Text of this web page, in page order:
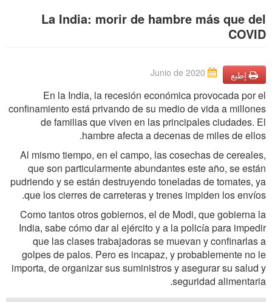
بحث
La India: morir de hambre más que del
COVID
إطبع
En la India, la recesión económica provocada por el
confinamiento está privando de su medio de vida a millones
de familias que viven en las principales ciudades. El
hambre afecta a decenas de miles de ellos.
Al mismo tiempo, en el campo, las cosechas de cereales,
que son particularmente abundantes este año, se están
pudriendo y se están destruyendo toneladas de tomates, ya
que los cierres de carreteras y trenes impiden los envíos.
Como tantos otros gobiernos, el de Modi, que gobierna la
India, sabe cómo dar al ejército y a la policía para impedir
que las clases trabajadoras se muevan y confinarlas a
golpes de palos. Pero es incapaz, y probablemente no le
importa, de organizar sus suministros y asegurar su salud y
seguridad alimentaria.